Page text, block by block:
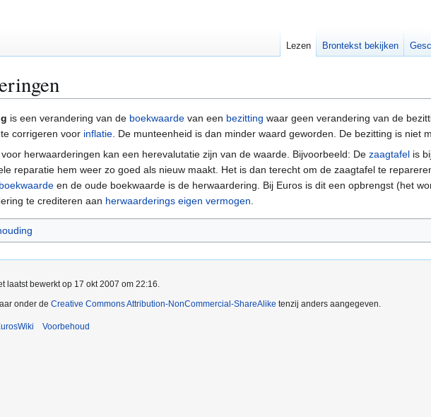
is een verandering van de boekwaarde van een bezitting waar geen verandering van de
corrigeren voor inflatie. De munteenheid is dan minder waard geworden. De bezitting is niet
herwaarderingen kan een herevalutatie zijn van de waarde. Bijvoorbeeld: De zaagtafel is
reparatie hem weer zo goed als nieuw maakt. Het is dan terecht om de zaagtafel te
boekwaarde en de oude boekwaarde is de herwaardering. Bij Euros is dit een opbrengst (het
te crediteren aan herwaarderings eigen vermogen.
Lezen Brontekst bekijken
laatst bewerkt op 17 okt 2007 om 22:16.
onder de Creative Commons Attribution-NonCommercial-ShareAlike tenzij anders aangegeven.
Voorbehoud